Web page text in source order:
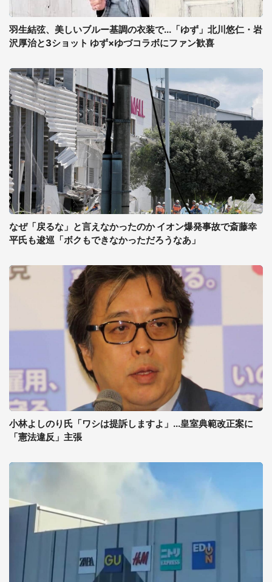
羽生結弦、美しいブルー基調の衣装で...「ゆず」北川悠仁・岩
沢厚治と3ショット ゆず×ゆづコラボにファン歓喜
なぜ「戻るな」と言えなかったのか イオン爆発事故で斎藤幸
平氏も逡巡「ボクもできなかっただろうなあ」
小林よしのり氏「ワシは提訴しますよ」...皇室典範改正案に
「憲法違反」主張